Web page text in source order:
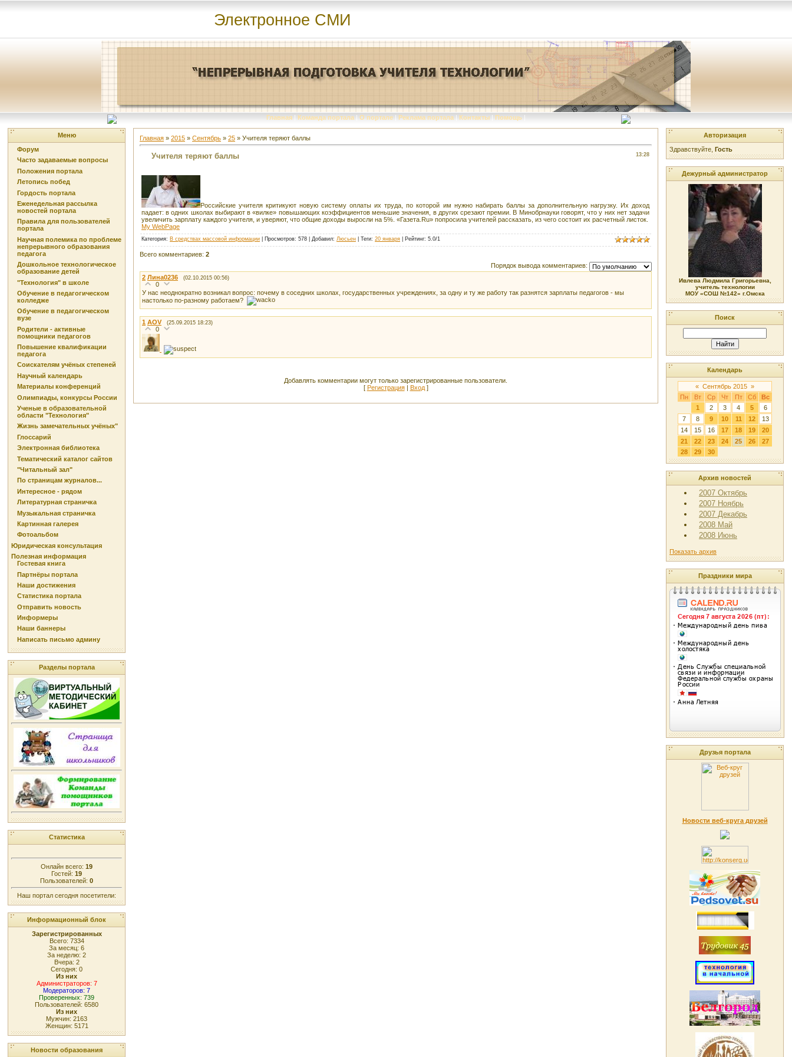
Электронное СМИ
Главная | Команда портала | О портале | Реклама портала | Контакты | Помощь |
Меню
Форум
Часто задаваемые вопросы
Положения портала
Летопись побед
Гордость портала
Еженедельная рассылка
новостей портала
Правила для пользователей
портала
Научная полемика по проблеме
непрерывного образования
педагога
Дошкольное технологическое
образование детей
"Технология" в школе
Обучение в педагогическом
колледже
Обучение в педагогическом
вузе
Родители - активные
помощники педагогов
Повышение квалификации
педагога
Соискателям учёных степеней
Научный календарь
Материалы конференций
Олимпиады, конкурсы России
Ученые в образовательной
области "Технология"
Жизнь замечательных учёных"
Глоссарий
Электронная библиотека
Тематический каталог сайтов
"Читальный зал"
По страницам журналов...
Интересное - рядом
Литературная страничка
Музыкальная страничка
Картинная галерея
Фотоальбом
Юридическая консультация
Полезная информация
Гостевая книга
Партнёры портала
Наши достижения
Статистика портала
Отправить новость
Информеры
Наши баннеры
Написать письмо админу
Разделы портала
Статистика
Онлайн всего: 19
Гостей: 19
Пользователей: 0
Наш портал сегодня посетители:
Информационный блок
Зарегистрированных
Всего: 7334
За месяц: 6
За неделю: 2
Вчера: 2
Сегодня: 0
Из них
Администраторов: 7
Модераторов: 7
Проверенных: 739
Пользователей: 6580
Из них
Мужчин: 2163
Женщин: 5171
Новости образования
Главная » 2015 » Сентябрь » 25 » Учителя теряют баллы
13:28
Учителя теряют баллы
Российские учителя критикуют новую систему оплаты их труда, по которой им нужно набирать баллы за дополнительную нагрузку. Их доход
падает: в одних школах выбирают в «вилке» повышающих коэффициентов меньшие значения, в других срезают премии. В Минобрнауки говорят, что у них нет задачи
увеличить зарплату каждого учителя, и уверяют, что общие доходы выросли на 5%. «Газета.Ru» попросила учителей рассказать, из чего состоит их расчетный листок.
My WebPage
Категория: В средствах массовой информации Просмотров: 578 | Добавил: Люсьен Теги: 20 января Рейтинг: 5.0/1
Всего комментариев: 2
Порядок вывода комментариев:
2 Лина0236 (02.10.2015 00:56)
0
У нас неоднократно возникал вопрос: почему в соседних школах, государственных учреждениях, за одну и ту же работу так разнятся зарплаты педагогов - мы
настолько по-разному работаем?
1 AOV (25.09.2015 18:23)
0
Добавлять комментарии могут только зарегистрированные пользователи.
[ Регистрация| Вход]
Авторизация
Здравствуйте, Гость
Дежурный администратор
Ивлева Людмила Григорьевна,
учитель технологии
МОУ «СОШ №142» г.Омска
Поиск
Календарь
« Сентябрь 2015 »
Пн
Вт Ср Чт Пт Сб
Вс
1
2 3 4 5
6
7
8 9 10 11 12
13
14
15 16 17 18 19
20
21
22 23 24 25 26
27
28
29 30
Архив новостей
2007 Октябрь
2007 Ноябрь
2007 Декабрь
2008 Май
2008 Июнь
Показать архив
Праздники мира
Друзья портала
Новости веб-круга друзей